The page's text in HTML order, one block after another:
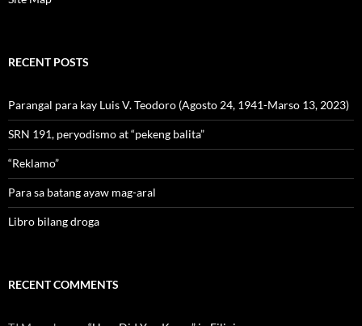
RECENT POSTS
Parangal para kay Luis V. Teodoro (Agosto 24, 1941-Marso 13, 2023)
SRN 191, peryodismo at “pekeng balita”
“Reklamo”
Para sa batang ayaw mag-aral
Libro bilang droga
RECENT COMMENTS